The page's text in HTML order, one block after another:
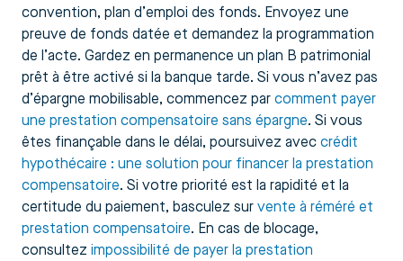
convention, plan d’emploi des fonds. Envoyez une
preuve de fonds datée et demandez la programmation
de l’acte. Gardez en permanence un plan B patrimonial
prêt à être activé si la banque tarde. Si vous n’avez pas
d’épargne mobilisable, commencez par comment payer
une prestation compensatoire sans épargne. Si vous
êtes finançable dans le délai, poursuivez avec crédit
hypothécaire : une solution pour financer la prestation
compensatoire. Si votre priorité est la rapidité et la
certitude du paiement, basculez sur vente à réméré et
prestation compensatoire. En cas de blocage,
consultez impossibilité de payer la prestation